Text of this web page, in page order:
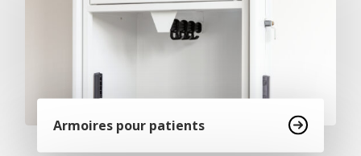
Armoires pour patients